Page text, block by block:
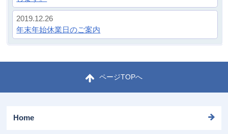
ページTOPへ
Home